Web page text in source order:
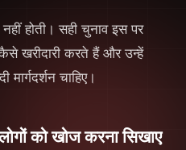
होती। सही चुनाव इस पर
खरीदारी करते हैं और उन्हें
चाहिए।
को खोज करना सिखाए